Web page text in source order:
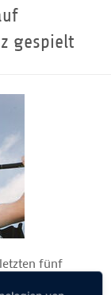
gespielt
fünf